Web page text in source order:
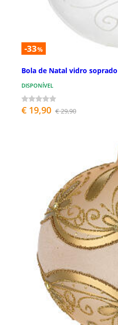
-33%
Bola de Natal vidro
DISPONÍVEL
€ 19,90 € 29,90